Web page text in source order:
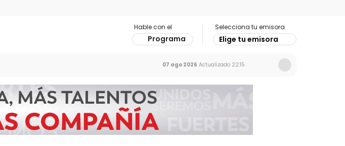
Hable con el
Programa
Selecciona tu emisora
Elige tu emisora
07 ago 2026 Actualizado 22:15